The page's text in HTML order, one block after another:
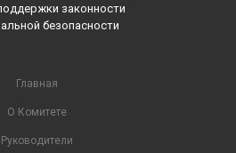
законности
безопасности
Главная
О Комитете
Руководители